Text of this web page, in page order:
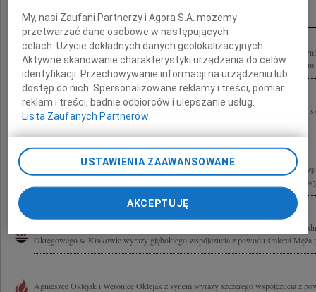
Z głębokim żalem i smutkiem żegnamy prof. Andrzeja Oklejaka znakomitego
Okręgowej Izby Radców Prawnych w Krakowie, Człowieka życzliwego, o wielkim
Z żalem i smutkiem przyjęliśmy wiadomość o śmierci Andrzeja Oklejaka Rodzinie
współczucia Zarząd Międzynarodowego Portu Lotniczego im. Jana Pawła II...
Z ogromnym żalem i smutkiem przyjęliśmy wiadomość o śmierci profesora
wspaniałego i życzliwego Człowieka Rodzinie i Najbliższym Profesora składamy
Nie umiera ten, kto trwa w pamięci żywych Pani Sędzi Agnieszce Oklejak
Okręgowego w Krakowie wyrazy głębokiego współczucia z powodu śmierci Męża
Agnieszce Oklejak i Weronice Oklejak z synem wyrazy szczerego współczucia z
My, nasi Zaufani Partnerzy i Agora S.A. możemy
przetwarzać dane osobowe w następujących
celach:Użycie dokładnych danych geolokalizacyjnych.
Aktywne skanowanie charakterystyki urządzenia do celów
identyfikacji. Przechowywanie informacji na urządzeniu lub
dostęp do nich. Spersonalizowane reklamy i treści, pomiar
reklam i treści, badnie odbiorców i ulepszanie usług.
Lista Zaufanych Partnerów
USTAWIENIA ZAAWANSOWANE
AKCEPTUJĘ